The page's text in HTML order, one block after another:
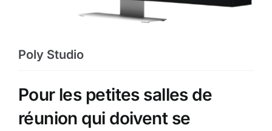
Poly Studio
Pour les petites salles de
réunion qui doivent se